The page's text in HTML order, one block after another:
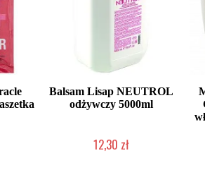
Balsam Lisap NEUTROL
odżywczy 5000ml
12,30 zł